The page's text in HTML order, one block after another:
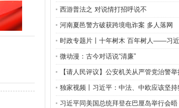
西游普法之 对说情打招呼说不
河南夏邑警方破获跨境电诈案 多人落网
时政专题片丨十年树木 百年树人——习
微动漫：古今对话说“清廉”
【请人民评议】公安机关从严管党治警
点赞
独家视频丨习近平：中法、中欧应该坚
的精神
习近平同美国总统拜登在巴厘岛举行会晤